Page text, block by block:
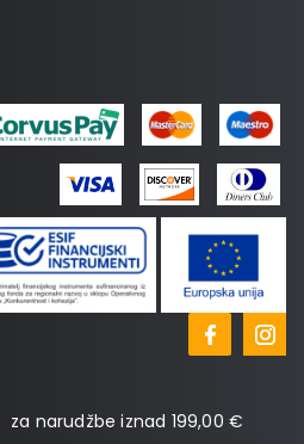
za narudžbe iznad 199,00 €